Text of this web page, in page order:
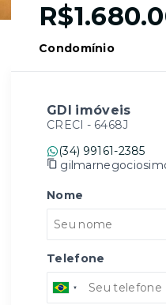
Condomínio
GDI imóveis
CRECI - 6468J
(34) 99161-2385
Nome
Telefone